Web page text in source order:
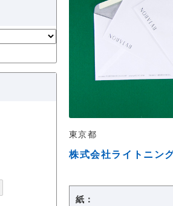
東京都
株式会社ライトニン
紙：